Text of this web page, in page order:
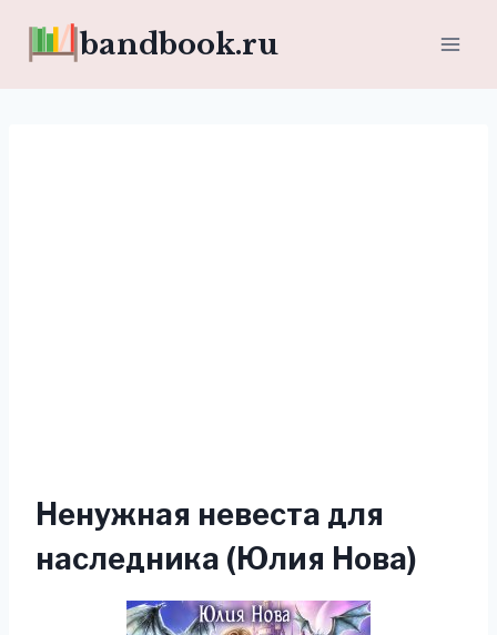
bandbook.ru
Ненужная невеста для
наследника (Юлия Нова)